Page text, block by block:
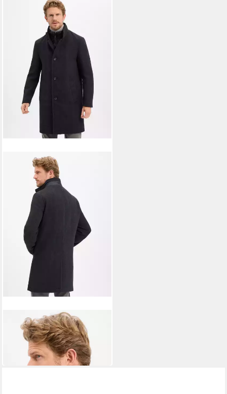
DIGEL
Wollmantel Delray
279,99 € UVP349,99 €